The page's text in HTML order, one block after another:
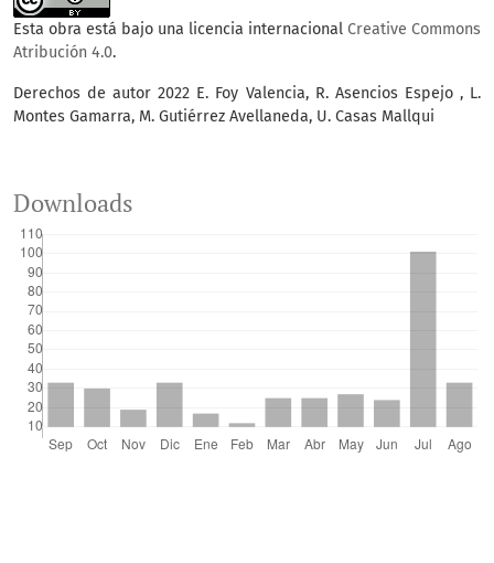
Esta obra está bajo una licencia internacional Creative Commons
Atribución 4.0.
Derechos de autor 2022 E. Foy Valencia, R. Asencios Espejo , L.
Montes Gamarra, M. Gutiérrez Avellaneda, U. Casas Mallqui
Downloads